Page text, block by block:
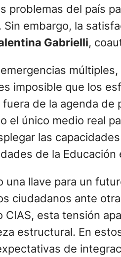
problemas del país
embargo, la
imposible que los
de la agenda
el único medio real
las
de la
una llave para un
ciudadanos ante
esta tensión
estructural. En